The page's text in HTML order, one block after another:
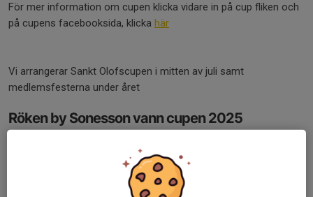
För mer information om cupen klicka vidare in på cup fliken och
på cupens facebooksida, klicka här
Vi arrangerar Sankt Olofscupen i mitten av juli samt
medlemsfesterna under året
Röken by Sonesson vann cupen 2025